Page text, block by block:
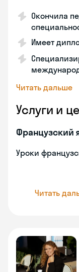
Окончила
Имеет
Читать дальше
Услуги и
Французский
Уроки
Читать